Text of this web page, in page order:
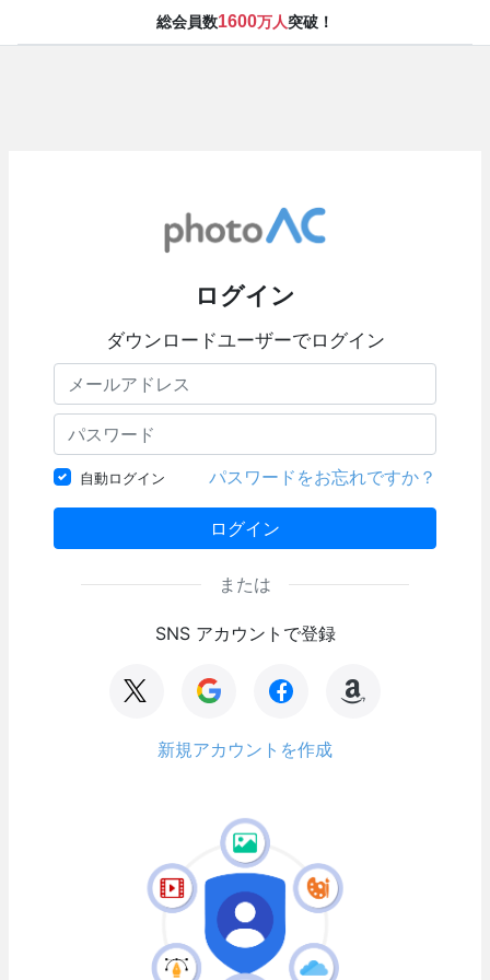
総会員数1600万人突破！
ログイン
ダウンロードユーザーでログイン
自動ログイン パスワードをお忘れですか？
ログイン
または
SNS アカウントで登録
新規アカウントを作成